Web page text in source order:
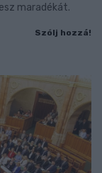
maradékát.
Szólj hozzá!